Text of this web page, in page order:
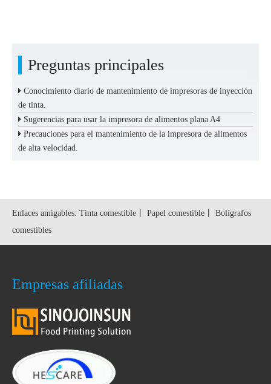
Preguntas principales
Conocimiento diario de mantenimiento de impresoras de inyección
de tinta.
Sugerencias para usar la impresora de alimentos plana A4
Precauciones para el mantenimiento de la impresora de alimentos
de alta velocidad.
Enlaces amigables: Tinta comestible Papel comestible
Bolígrafos
comestibles
Empresas afiliadas